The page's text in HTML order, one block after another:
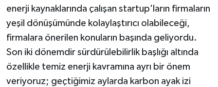
enerji kaynaklarında çalışan startup'ların firmaların
yeşil dönüşümünde kolaylaştırıcı olabileceği,
firmalara önerilen konuların başında geliyordu.
Son iki dönemdir sürdürülebilirlik başlığı altında
özellikle temiz enerji kavramına ayrı bir önem
veriyoruz; geçtiğimiz aylarda karbon ayak izi